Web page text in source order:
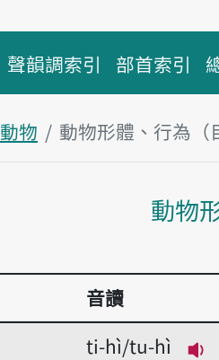
聲韻調索引 部首索引
動物
動物形體、行為（
動物
音讀
ti-hì/tu-hì